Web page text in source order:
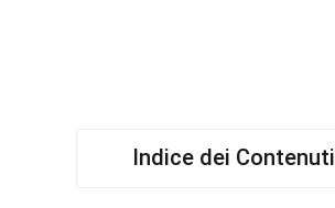
Indice dei Contenuti